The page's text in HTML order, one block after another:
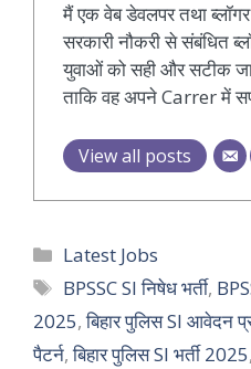
मैं एक वेब डेवलपर तथा
सरकारी नौकरी से संबंधित
युवाओं को सही और सटीक
ताकि वह अपने Carrer में
View all posts
Categories
Latest Jobs
Tags
BPSSC SI निषेध भर्ती,
2025,बिहार पुलिस SI आवेदन
पैटर्न,बिहार पुलिस SI भर्ती 2025